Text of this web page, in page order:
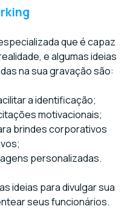
que é capaz
e algumas ideias
na sua gravação são:
a identificação;
motivacionais;
brindes corporativos
personalizadas.
ideias para divulgar sua
seus funcionários.